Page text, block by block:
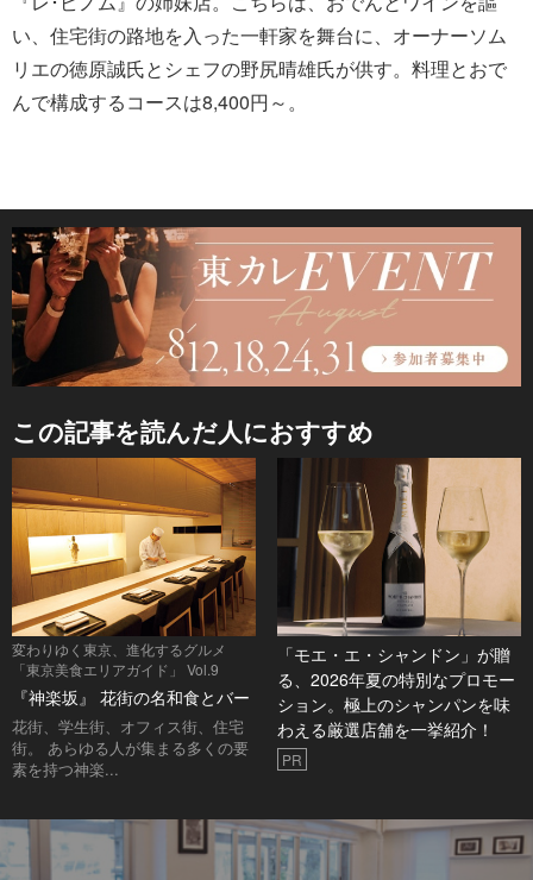
い、住宅街の路地を入った一軒家を舞台に、オーナーソム
リエの徳原誠氏とシェフの野尻晴雄氏が供す。料理とおで
んで構成するコースは8,400円～。
この記事を読んだ人におすすめ
変わりゆく東京、進化するグルメ
「東京美食エリアガイド」 Vol.9
『神楽坂』 花街の名和食とバー
花街、学生街、オフィス街、住宅
街。 あらゆる人が集まる多くの要
素を持つ神楽...
「モエ・エ・シャンドン」が贈
る、2026年夏の特別なプロモー
ション。極上のシャンパンを味
わえる厳選店舗を一挙紹介！
PR